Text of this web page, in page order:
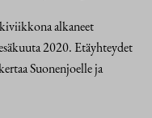
alkaneet
2020. Etäyhteydet
Suonenjoelle ja